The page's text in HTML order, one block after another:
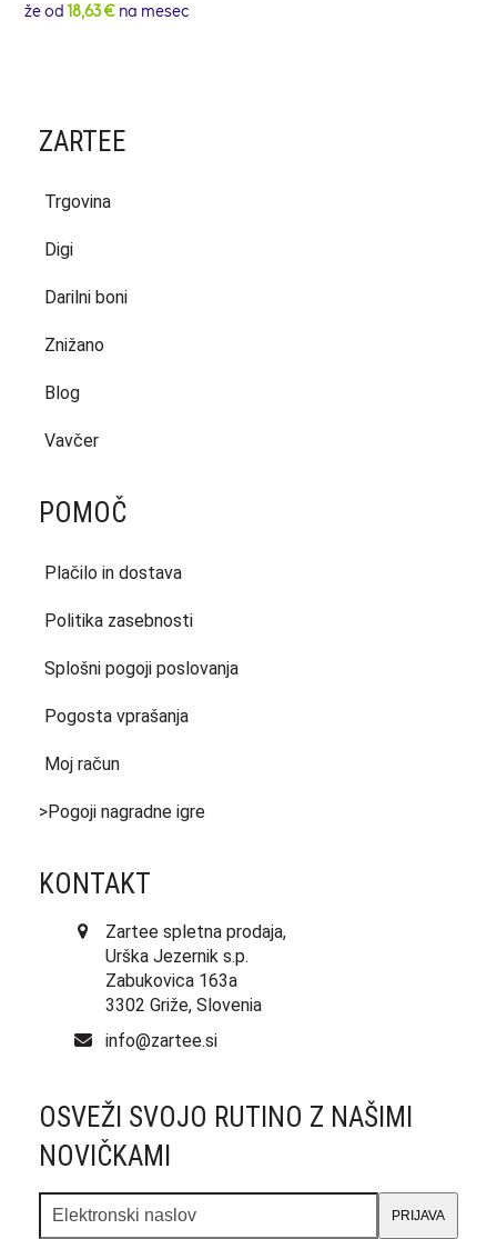
že od18,63 € na mesec
ZARTEE
Trgovina
Digi
Darilni boni
Znižano
Blog
Vavčer
POMOČ
Plačilo in dostava
Politika zasebnosti
Splošni pogoji poslovanja
Pogosta vprašanja
Moj račun
>Pogoji nagradne igre
KONTAKT
Zartee spletna prodaja,
Urška Jezernik s.p.
Zabukovica 163a
3302 Griže, Slovenia
info@zartee.si
OSVEŽI SVOJO RUTINO Z NAŠIMI
NOVIČKAMI
naslov
PRIJAVA